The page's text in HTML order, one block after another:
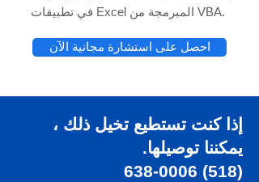
في تطبيقات Excel المبرمجة من VBA.
احصل على استشارة مجانية الآن
إذا كنت تستطيع تخيل ذلك ،
يمكننا توصيلها.
(518) 638-0006